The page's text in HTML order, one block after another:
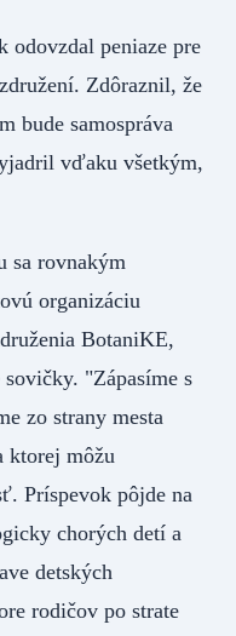
odovzdal peniaze pre
Zdôraznil, že
bude samospráva
vďaku všetkým,
sa rovnakým
organizáciu
BotaniKE,
"Zápasíme s
zo strany mesta
ktorej môžu
Príspevok pôjde na
chorých detí a
detských
rodičov po strate